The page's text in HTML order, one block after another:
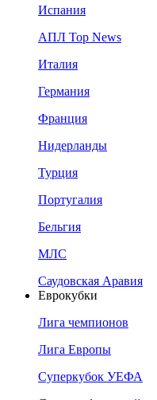
Испания
АПЛ Top News
Италия
Германия
Франция
Нидерланды
Турция
Португалия
Бельгия
МЛС
Саудовская Аравия
Еврокубки
Лига чемпионов
Лига Европы
Суперкубок УЕФА